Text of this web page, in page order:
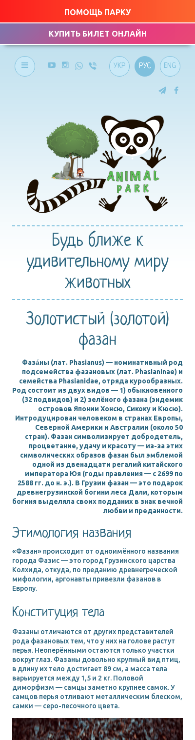
ПОМОЩЬ ПАРКУ
КУПИТЬ БИЛЕТ ОНЛАЙН
ENG
РУС
УКР
Будь ближе к
удивительному миру
животных
Золотистый (золотой)
фазан
Фаза́ны (лат. Phasianus) — номинативный род
подсемейства фазановых (лат. Phasianinae) и
семейства Phasianidae, отряда курообразных.
Род состоит из двух видов — 1) обыкновенного
(32 подвидов) и 2) зелёного фазана (эндемик
островов Японии Хонсю, Сикоку и Кюсю).
Интродуцирован человеком в странах Европы,
Северной Америки и Австралии (около 50
стран). Фазан символизирует добродетель,
процветание, удачу и красоту — из-за этих
символических образов фазан был эмблемой
одной из двенадцати регалий китайского
императора Юя (годы правления — с 2699 по
2588 гг. до н. э.). В Грузии фазан — это подарок
древнегрузинской богини леса Дали, которым
богиня выделяла своих подданих в знак вечной
любви и преданности.
Этимология названия
«Фазан» происходит от одноимённого названия
города Фазис — это город Грузинского царства
Колхида, откуда, по преданию древнегреческой
мифологии, аргонавты привезли фазанов в
Европу.
Конституция тела
Фазаны отличаются от других представителей
рода фазановых тем, что у них на голове растут
перья. Неоперёнными остаются только участки
вокруг глаз. Фазаны довольно крупный вид птиц,
в длину их тело достигает 89 см, а масса тела
варьируется между 1,5 и 2 кг. Половой
диморфизм — самцы заметно крупнее самок. У
самцов перья отливают металлическим блеском,
самки — серо-песочного цвета.